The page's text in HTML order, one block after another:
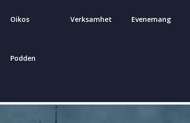
Oikos
Podden
Verksamhet Evenemang